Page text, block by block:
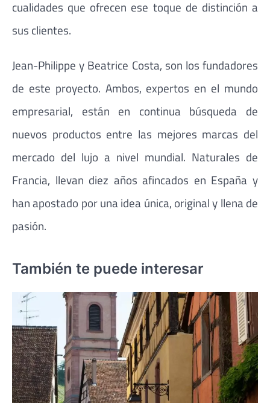
cualidades que ofrecen ese toque de distinción a
sus clientes.
Jean-Philippe y Beatrice Costa, son los fundadores
de este proyecto. Ambos, expertos en el mundo
empresarial, están en continua búsqueda de
nuevos productos entre las mejores marcas del
mercado del lujo a nivel mundial. Naturales de
Francia, llevan diez años afincados en España y
han apostado por una idea única, original y llena de
pasión.
También te puede interesar